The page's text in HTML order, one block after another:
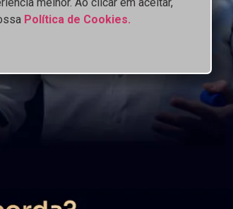
Política de Cookies.